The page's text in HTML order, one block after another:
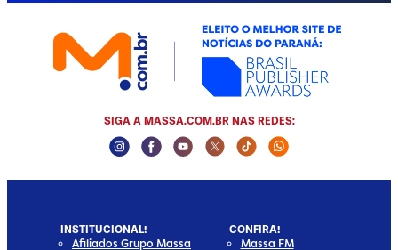
SIGA A MASSA.COM.BR NAS REDES:
Instagram Social Media
Facebook Social Media
Youtube Social Media
Twitter Social Media
Tiktok Social Media
Whatsapp
INSTITUCIONAL!
Afiliados Grupo Massa
CONFIRA!
Massa FM